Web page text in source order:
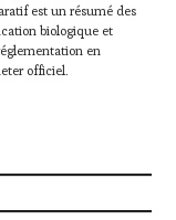
est un résumé des
biologique et
en
officiel.